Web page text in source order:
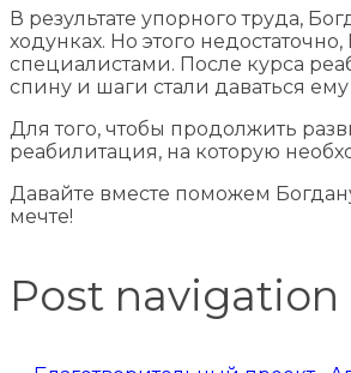
В результате упорного труда,
ходунках. Но этого
специалистами. После курса
спину и шаги стали даваться ему
Для того, чтобы продолжить
реабилитация, на которую
Давайте вместе поможем
мечте!
Post navigation